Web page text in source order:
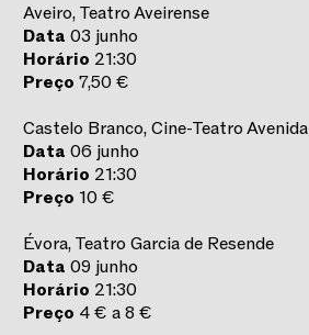
Aveiro, Teatro Aveirense
Data 03 junho
Horário 21:30
Preço 7,50 €
Castelo Branco, Cine-Teatro Avenida
Data 06 junho
Horário 21:30
Preço 10 €
Évora, Teatro Garcia de Resende
Data 09 junho
Horário 21:30
Preço 4 € a 8 €